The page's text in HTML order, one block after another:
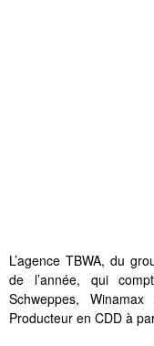
L’agence TBWA, du
de l’année, qui
Schweppes,
Producteur en CDD à